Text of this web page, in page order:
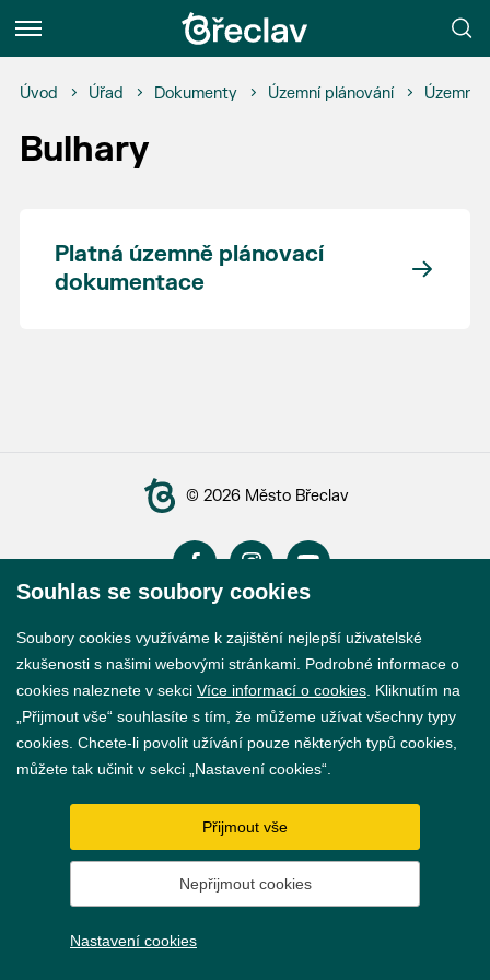
Menu
Úvod Úřad Dokumenty Územní plánování Územní
Bulhary
Platná územně plánovací
dokumentace
© 2026 Město Břeclav
Prohlášení o přístupnosti
Nastavení cookies
VytvořilwebProgress
Souhlas se soubory cookies
Soubory cookies využíváme k zajištění nejlepší uživatelské
zkušenosti s našimi webovými stránkami. Podrobné informace o
cookies naleznete v sekci Více informací o cookies . Kliknutím na
„Přijmout vše“ souhlasíte s tím, že můžeme užívat všechny typy
cookies. Chcete-li povolit užívání pouze některých typů cookies,
můžete tak učinit v sekci „Nastavení cookies“.
Přijmout vše
Nepřijmout cookies
Nastavení cookies